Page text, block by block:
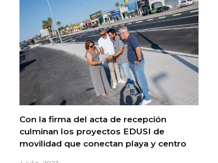
Con la firma del acta de recepción
culminan los proyectos EDUSI de
movilidad que conectan playa y centro